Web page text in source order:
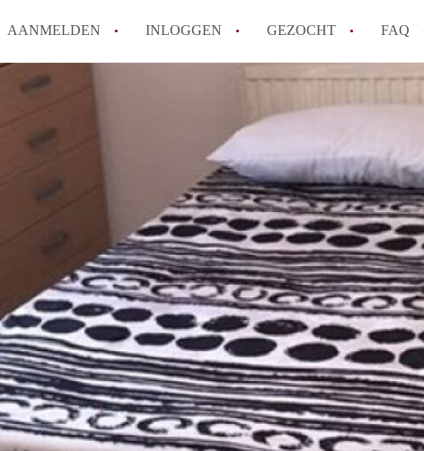
AANMELDEN INLOGGEN GEZOCHT FAQ
Hoe moeilijk is het om een kamer te
Tips: om in Utrecht een kamer te
Hoe werkt Kamers Utrecht
How to translate KamersUtrecht!
Alle veelgestelde vragen